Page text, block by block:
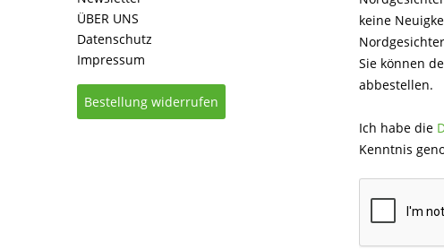
ÜBER UNS
Datenschutz
Impressum
Bestellung widerrufen
keine
Sie können
abbestellen.
Ich habe die
Kenntnis